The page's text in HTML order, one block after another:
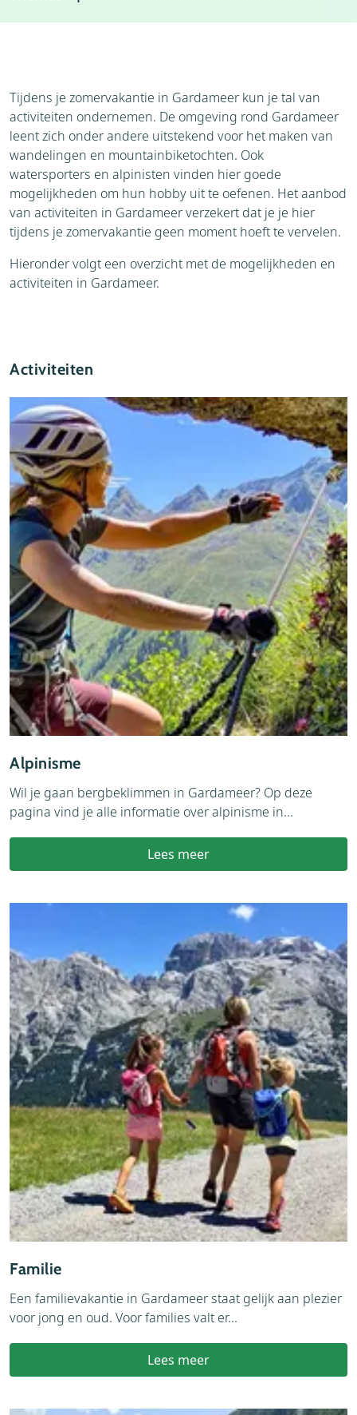
Weer
Tijdens je zomervakantie in Gardameer kun je tal van
activiteiten ondernemen. De omgeving rond Gardameer
leent zich onder andere uitstekend voor het maken van
wandelingen en mountainbiketochten. Ook
watersporters en alpinisten vinden hier goede
mogelijkheden om hun hobby uit te oefenen. Het aanbod
van activiteiten in Gardameer verzekert dat je je hier
tijdens je zomervakantie geen moment hoeft te vervelen.
Hieronder volgt een overzicht met de mogelijkheden en
activiteiten in Gardameer.
Activiteiten
Alpinisme
Wil je gaan bergbeklimmen in Gardameer? Op deze
pagina vind je alle informatie over alpinisme in...
Lees meer
Familie
Een familievakantie in Gardameer staat gelijk aan plezier
voor jong en oud. Voor families valt er...
Lees meer